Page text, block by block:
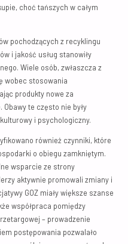
choć tańszych w całym
pochodzących z recyklingu
i jakość usług stanowiły
Wiele osób, zwłaszcza z
wobec stosowania
produkty nowe za
te często nie były
i psychologiczny.
również czynniki, które
o obiegu zamkniętym.
wsparcie ze strony
aktywnie promowali zmiany i
GOZ miały większe szanse
współpraca pomiędzy
– prowadzenie
postępowania pozwalało